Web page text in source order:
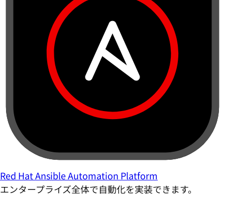
Red Hat Ansible Automation Platform
エンタープライズ全体で自動化を実装できます。